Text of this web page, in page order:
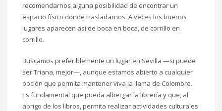
recomendarnos alguna posibilidad de encontrar un
espacio físico donde trasladarnos. A veces los buenos
lugares aparecen así de boca en boca, de corrillo en
corrillo.
Buscamos preferiblemente un lugar en Sevilla —si puede
ser Triana, mejor—, aunque estamos abierto a cualquier
opción que permita mantener viva la llama de Colombre.
Es fundamental que pueda albergar la librería y que, al
abrigo de los libros, permita realizar actividades culturales.